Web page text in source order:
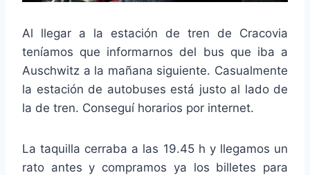
Al llegar a la estación de tren de Cracovia
teníamos que informarnos del bus que iba a
Auschwitz a la mañana siguiente. Casualmente
la estación de autobuses está justo al lado de
la de tren. Conseguí horarios por internet.
La taquilla cerraba a las 19.45 h y llegamos un
rato antes y compramos ya los billetes para